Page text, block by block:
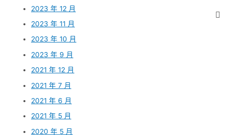
2023 年 12 月
2023 年 11 月
2023 年 10 月
2023 年 9 月
2021 年 12 月
2021 年 7 月
2021 年 6 月
2021 年 5 月
2020 年 5 月